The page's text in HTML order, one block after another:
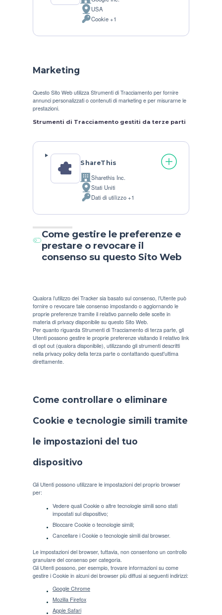
Azienda:
Luogo
del
USA
Dati
trattati:
Cookie +1
Marketing
Questo Sito Web utilizza Strumenti di Tracciamento per fornire
annunci personalizzati o contenuti di marketing e per misurarne le
prestazioni.
Strumenti di Tracciamento gestiti da terze parti
ShareThis
Azienda:Sharethis Inc.
Luogo
del
Stati Uniti
Dati
trattati:
Dati di utilizzo +1
Come gestire le preferenze e
prestare o revocare il
consenso su questo Sito Web
Qualora l’utilizzo dei Tracker sia basato sul consenso, l’Utente può
fornire o revocare tale consenso impostando o aggiornando le
proprie preferenze tramite il relativo pannello delle scelte in
materia di privacy disponibile su questo Sito Web.
Per quanto riguarda Strumenti di Tracciamento di terza parte, gli
Utenti possono gestire le proprie preferenze visitando il relativo link
di opt out (qualora disponibile), utilizzando gli strumenti descritti
nella privacy policy della terza parte o contattando quest'ultima
direttamente.
Come controllare o eliminare
Cookie e tecnologie simili tramite
le impostazioni del tuo
dispositivo
Gli Utenti possono utilizzare le impostazioni del proprio browser
per:
Vedere quali Cookie o altre tecnologie simili sono stati
impostati sul dispositivo;
Bloccare Cookie o tecnologie simili;
Cancellare i Cookie o tecnologie simili dal browser.
Le impostazioni del browser, tuttavia, non consentono un controllo
granulare del consenso per categoria.
Gli Utenti possono, per esempio, trovare informazioni su come
gestire i Cookie in alcuni dei browser più diffusi ai seguenti indirizzi:
Google Chrome
Mozilla Firefox
Apple Safari